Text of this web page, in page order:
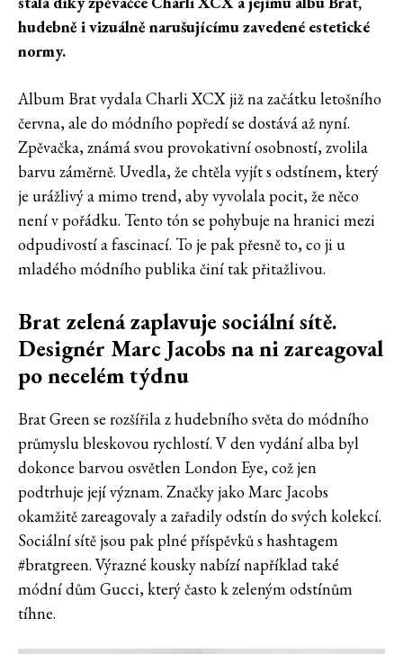
hudebně i vizuálně narušujícímu zavedené estetické
normy.
Album Brat vydala Charli XCX již na začátku letošního
června, ale do módního popředí se dostává až nyní.
Zpěvačka, známá svou provokativní osobností, zvolila
barvu záměrně. Uvedla, že chtěla vyjít s odstínem, který
je urážlivý a mimo trend, aby vyvolala pocit, že něco
není v pořádku. Tento tón se pohybuje na hranici mezi
odpudivostí a fascinací. To je pak přesně to, co ji u
mladého módního publika činí tak přitažlivou.
Brat zelená zaplavuje sociální sítě.
Designér Marc Jacobs na ni zareagoval
po necelém týdnu
Brat Green se rozšířila z hudebního světa do módního
průmyslu bleskovou rychlostí. V den vydání alba byl
dokonce barvou osvětlen London Eye, což jen
podtrhuje její význam. Značky jako Marc Jacobs
okamžitě zareagovaly a zařadily odstín do svých kolekcí.
Sociální sítě jsou pak plné příspěvků s hashtagem
#bratgreen. Výrazné kousky nabízí například také
módní dům Gucci, který často k zeleným odstínům
tíhne.